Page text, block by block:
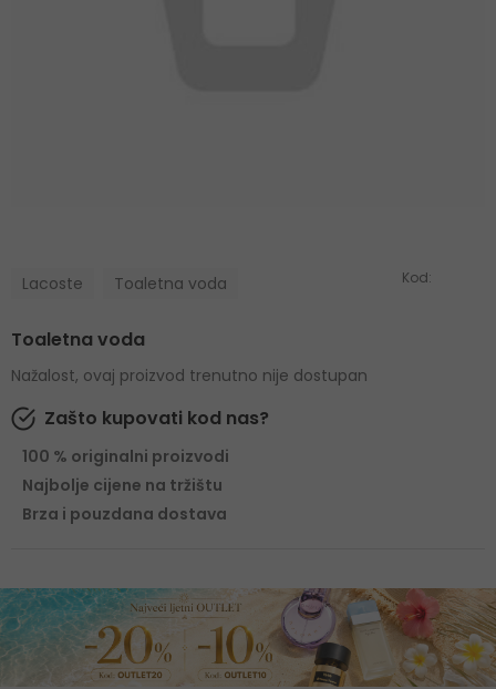
Lacoste Toaletna voda Kod:
Toaletna voda
Nažalost, ovaj proizvod trenutno nije dostupan
Zašto kupovati kod nas?
100 % originalni proizvodi
Najbolje cijene na tržištu
Brza i pouzdana dostava